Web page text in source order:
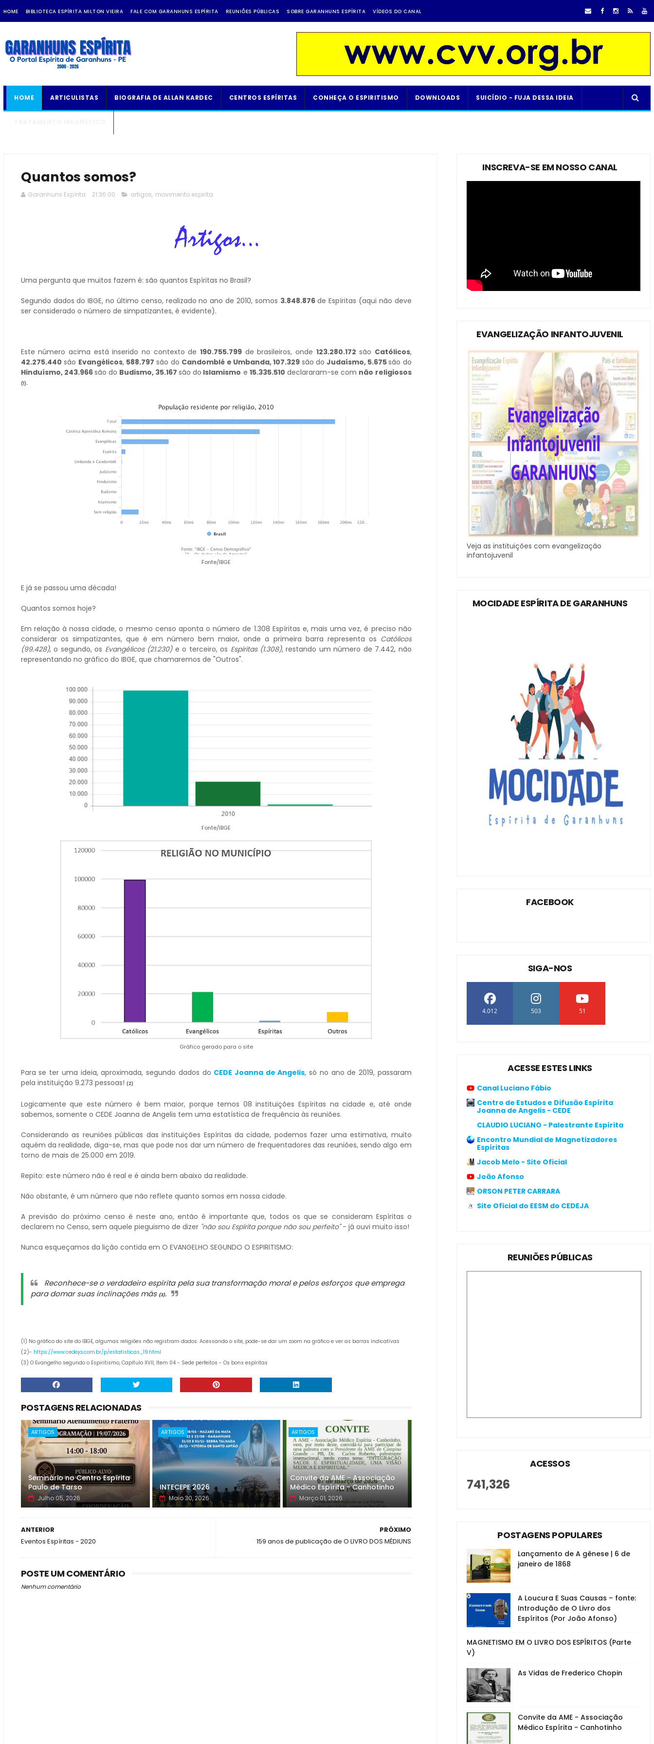
HOME BIBLIOTECA ESPÍRITA MILTON VIEIRA FALE COM GARANHUNS ESPÍRITA REUNIÕES PÚBLICAS SOBRE GARANHUNS ESPÍRITA VÍDEOS DO CANAL
HOME ARTICULISTAS BIOGRAFIA DE ALLAN KARDEC CENTROS ESPÍRITAS CONHEÇA O ESPIRITISMO DOWNLOADS SUICÍDIO - FUJA DESSA IDEIA
Quantos somos?
Garanhuns Espírita 21:36:00 artigos, movimento espirita
Uma pergunta que muitos fazem é: são quantos Espíritas no Brasil?
Segundo dados do IBGE, no último censo, realizado no ano de 2010, somos 3.848.876de Espíritas (aqui não deve
ser considerado o número de simpatizantes, é evidente).
Este número acima está inserido no contexto de 190.755.799de brasileiros, onde 123.280.172 são Católicos,
42.275.440 são Evangélicos, 588.797 são do Candomblé e Umbanda, 107.329 são do Judaísmo, 5.675são do
Hinduísmo, 243.966são do Budismo, 35.167 são do Islamismo e 15.335.510 declararam-se com não religiosos
(1).
Fonte/IBGE
E já se passou uma década!
Quantos somos hoje?
Em relação à nossa cidade, o mesmo censo aponta o número de 1.308 Espíritas e, mais uma vez, é preciso não
considerar os simpatizantes, que é em número bem maior, onde a primeira barra representa os Católicos
(99.428), o segundo, os Evangélicos (21.230)e o terceiro, os Espíritas (1.308), restando um número de 7.442, não
representando no gráfico do IBGE, que chamaremos de "Outros".
Fonte/IBGE
Gráfico gerado para o site
Para se ter uma ideia, aproximada, segundo dados do CEDE Joanna de Angelis, só no ano de 2019, passaram
pela instituição 9.273 pessoas! (2)
Logicamente que este número é bem maior, porque temos 08 instituições Espíritas na cidade e, até onde
sabemos, somente o CEDE Joanna de Angelis tem uma estatística de frequência às reuniões.
Considerando as reuniões públicas das instituições Espíritas da cidade, podemos fazer uma estimativa, muito
aquém da realidade, diga-se, mas que pode nos dar um número de frequentadores das reuniões, sendo algo em
torno de mais de 25.000 em 2019.
Repito: este número não é real e é ainda bem abaixo da realidade.
Não obstante, é um número que não reflete quanto somos em nossa cidade.
A previsão do próximo censo é neste ano, então é importante que, todos os que se consideram Espíritas o
declarem no Censo, sem aquele pieguismo de dizer "não sou Espírita porque não sou perfeito"- já ouvi muito isso!
Nunca esqueçamos da lição contida em O EVANGELHO SEGUNDO O ESPIRITISMO:
Reconhece-se o verdadeiro espírita pela sua transformação moral e pelos esforços que emprega
para domar suas inclinações más (3).
(1) No gráfico do site do IBGE, algumas religiões não registram dados. Acessando o site, pode-se dar um zoom na gráfico e ver as barras indicativas
(2)- https://www.cedeja.com.br/p/estatisticas_19.html
(3) O Evangelho segundo o Espiritismo, Capítulo XVII, Item 04 - Sede perfeitos - Os bons espíritas
POSTAGENS RELACIONADAS
ARTIGOS
Seminário no Centro Espírita
Paulo de Tarso
Julho 05, 2026
ARTIGOS
INTECEPE 2026
Maio 30, 2026
ARTIGOS
Convite da AME - Associação
Médico Espírita - Canhotinho
Março 01, 2026
PRÓXIMO
159 anos de publicação de O LIVRO DOS MÉDIUNS
ANTERIOR
Eventos Espíritas - 2020
POSTE UM COMENTÁRIO
Nenhum comentário
INSCREVA-SE EM NOSSO CANAL
EVANGELIZAÇÃO INFANTOJUVENIL
Veja as instituições com evangelização
infantojuvenil
MOCIDADE ESPÍRITA DE GARANHUNS
FACEBOOK
SIGA-NOS
4.012 503 51
ACESSE ESTES LINKS
Canal Luciano Fábio
Centro de Estudos e Difusão Espírita
Joanna de Angelis - CEDE
CLAUDIO LUCIANO - Palestrante Espírita
Encontro Mundial de Magnetizadores
Espíritas
Jacob Melo - Site Oficial
João Afonso
ORSON PETER CARRARA
Site Oficial do EESM do CEDEJA
REUNIÕES PÚBLICAS
ACESSOS
741,326
POSTAGENS POPULARES
Lançamento de A gênese | 6 de
janeiro de 1868
A Loucura E Suas Causas – fonte:
Introdução de O Livro dos
Espíritos (Por João Afonso)
MAGNETISMO EM O LIVRO DOS ESPÍRITOS (Parte
V)
As Vidas de Frederico Chopin
Convite da AME - Associação
Médico Espírita - Canhotinho